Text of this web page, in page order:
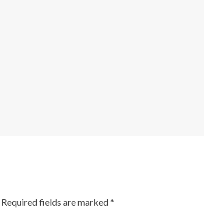
Required fields are marked*